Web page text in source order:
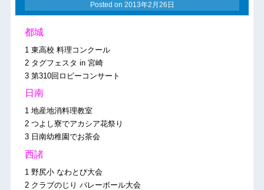
Posted on 2013年2月26日
都城
1 東高校 料理コンクール
2 タグフェスタ in 宮崎
3 第310回ロビーコンサート
日南
1 地産地消料理教室
2 つよし寮でアカシア花祭り
3 日南幼稚園でお茶会
西諸
1 野尻小 なわとび大会
2 クラブのじり バレーボール大会